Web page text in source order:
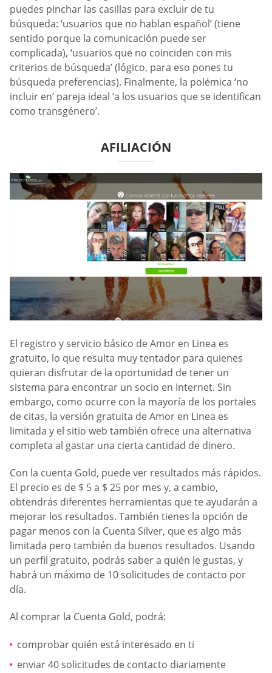
puedes pinchar las casillas para excluir de tu
búsqueda: ‘usuarios que no hablan español’ (tiene
sentido porque la comunicación puede ser
complicada), ‘usuarios que no coinciden con mis
criterios de búsqueda’ (lógico, para eso pones tu
búsqueda preferencias). Finalmente, la polémica ‘no
incluir en’ pareja ideal ‘a los usuarios que se identifican
como transgénero’.
AFILIACIÓN
El registro y servicio básico de Amor en Linea es
gratuito, lo que resulta muy tentador para quienes
quieran disfrutar de la oportunidad de tener un
sistema para encontrar un socio en Internet. Sin
embargo, como ocurre con la mayoría de los portales
de citas, la versión gratuita de Amor en Linea es
limitada y el sitio web también ofrece una alternativa
completa al gastar una cierta cantidad de dinero.
Con la cuenta Gold, puede ver resultados más rápidos.
El precio es de $ 5 a $ 25 por mes y, a cambio,
obtendrás diferentes herramientas que te ayudarán a
mejorar los resultados. También tienes la opción de
pagar menos con la Cuenta Silver, que es algo más
limitada pero también da buenos resultados. Usando
un perfil gratuito, podrás saber a quién le gustas, y
habrá un máximo de 10 solicitudes de contacto por
día.
Al comprar la Cuenta Gold, podrá:
comprobar quién está interesado en ti
enviar 40 solicitudes de contacto diariamente